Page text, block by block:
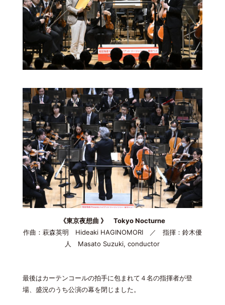
《東京夜想曲 》 Tokyo Nocturne
作曲：萩森英明 Hideaki HAGINOMORI ／ 指揮：鈴木優
人 Masato Suzuki, conductor
最後はカーテンコールの拍手に包まれて４名の指揮者が登
場、盛況のうち公演の幕を閉じました。